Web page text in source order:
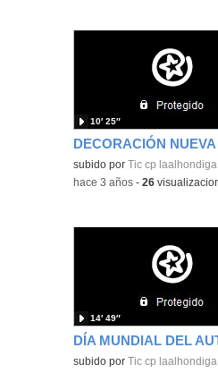
Contenido educativo.
subido por Tic cp
10′ 25″
-hace 3 años -26
Contenido educativo.
subido por Tic cp
14′ 49″